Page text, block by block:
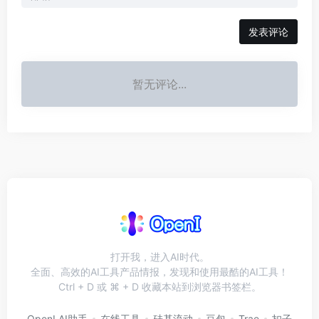
发表评论
暂无评论...
打开我，进入AI时代。
全面、高效的AI工具产品情报，发现和使用最酷的AI工具！
Ctrl + D 或 ⌘ + D 收藏本站到浏览器书签栏。